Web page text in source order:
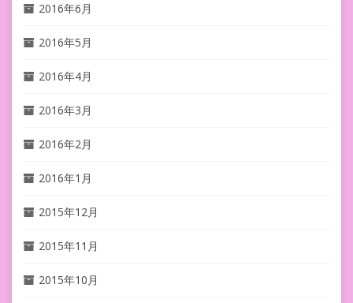
2016年6月
2016年5月
2016年4月
2016年3月
2016年2月
2016年1月
2015年12月
2015年11月
2015年10月